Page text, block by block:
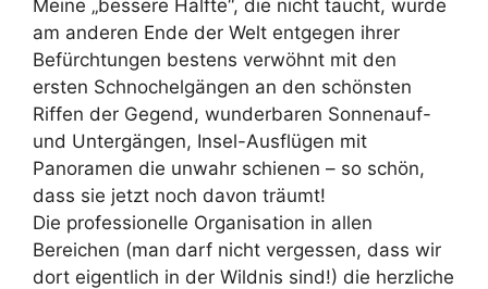
Meine „bessere Hälfte“, die nicht taucht, wurde
am anderen Ende der Welt entgegen ihrer
Befürchtungen bestens verwöhnt mit den
ersten Schnochelgängen an den schönsten
Riffen der Gegend, wunderbaren Sonnenauf-
und Untergängen, Insel-Ausflügen mit
Panoramen die unwahr schienen – so schön,
dass sie jetzt noch davon träumt!
Die professionelle Organisation in allen
Bereichen (man darf nicht vergessen, dass wir
dort eigentlich in der Wildnis sind!) die herzliche